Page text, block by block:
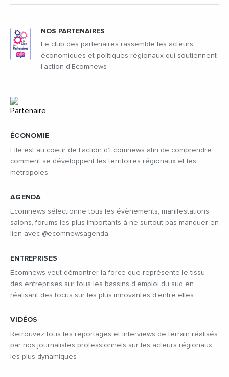
ÉCONOMIE
Elle est au coeur de l’action d’Ecomnews afin de comprendre
comment se développent les territoires régionaux et les
métropoles
AGENDA
Ecomnews sélectionne tous les évènements, manifestations,
salons, forums les plus importants à ne surtout pas manquer en
lien avec @ecomnewsagenda
ENTREPRISES
Ecomnews veut démontrer la force que représente le tissu
des entreprises sur tous les bassins d’emploi du sud en
réalisant des focus sur les plus innovantes d’entre elles
VIDÉOS
Retrouvez tous les reportages et interviews de terrain réalisés
par nos journalistes professionnels sur les acteurs régionaux
les plus dynamiques
NOS PARTENAIRES
Le club des partenaires rassemble les acteurs
économiques et politiques régionaux qui soutiennent
l'action d'Ecomnews